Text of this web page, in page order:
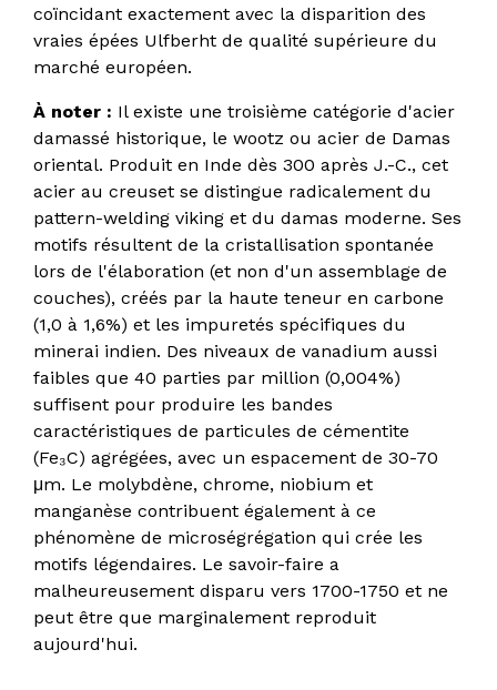
coïncidant exactement avec la disparition des
vraies épées Ulfberht de qualité supérieure du
marché européen.
À noter : Il existe une troisième catégorie d'acier
damassé historique, le wootz ou acier de Damas
oriental. Produit en Inde dès 300 après J.-C., cet
acier au creuset se distingue radicalement du
pattern-welding viking et du damas moderne. Ses
motifs résultent de la cristallisation spontanée
lors de l'élaboration (et non d'un assemblage de
couches), créés par la haute teneur en carbone
(1,0 à 1,6%) et les impuretés spécifiques du
minerai indien. Des niveaux de vanadium aussi
faibles que 40 parties par million (0,004%)
suffisent pour produire les bandes
caractéristiques de particules de cémentite
(Fe₃C) agrégées, avec un espacement de 30-70
μm. Le molybdène, chrome, niobium et
manganèse contribuent également à ce
phénomène de microségrégation qui crée les
motifs légendaires. Le savoir-faire a
malheureusement disparu vers 1700-1750 et ne
peut être que marginalement reproduit
aujourd'hui.